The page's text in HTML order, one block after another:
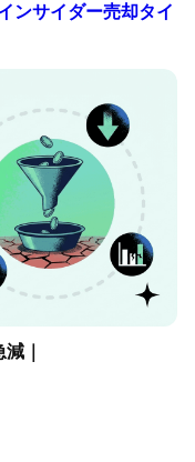
ンサイダー売却タイ
｜